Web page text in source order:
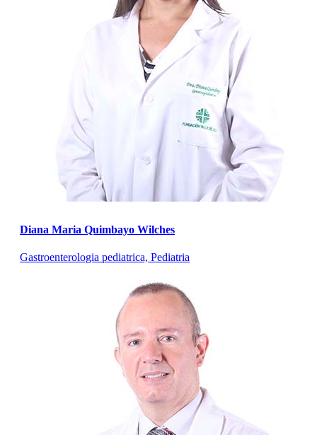
Diana Maria Quimbayo Wilches
Gastroenterologia pediatrica, Pediatria